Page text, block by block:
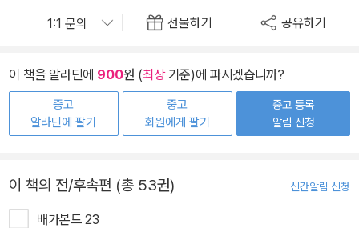
선물하기 공유하기
이 책을 알라딘에 900원 (최상기준)에 파시겠습니까?
중고
알라딘에 팔기
중고
회원에게 팔기
중고 등록
알림 신청
이 책의 전/후속편 (총 53권) 신간알림 신청
배가본드 23